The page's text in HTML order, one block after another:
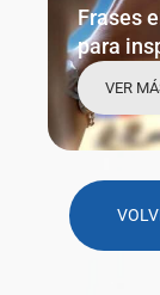
Frases
para
VER